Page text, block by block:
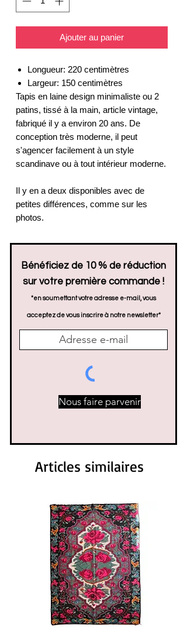
Ajouter au panier
Longueur: 220 centimètres
Largeur: 150 centimètres
Tapis en laine design minimaliste ou 2
patins, tissé à la main, article vintage,
fabriqué il y a environ 20 ans. De
conception très moderne, il peut
s'agencer facilement à un style
scandinave ou à tout intérieur moderne.
Il y en a deux disponibles avec de
petites différences, comme sur les
photos.
Bénéficiez de 10 % de réduction
sur votre première commande !
*en soumettant votre adresse e-mail, vous
acceptez de vous inscrire à notre newsletter*
Nous faire parvenir
Articles similaires